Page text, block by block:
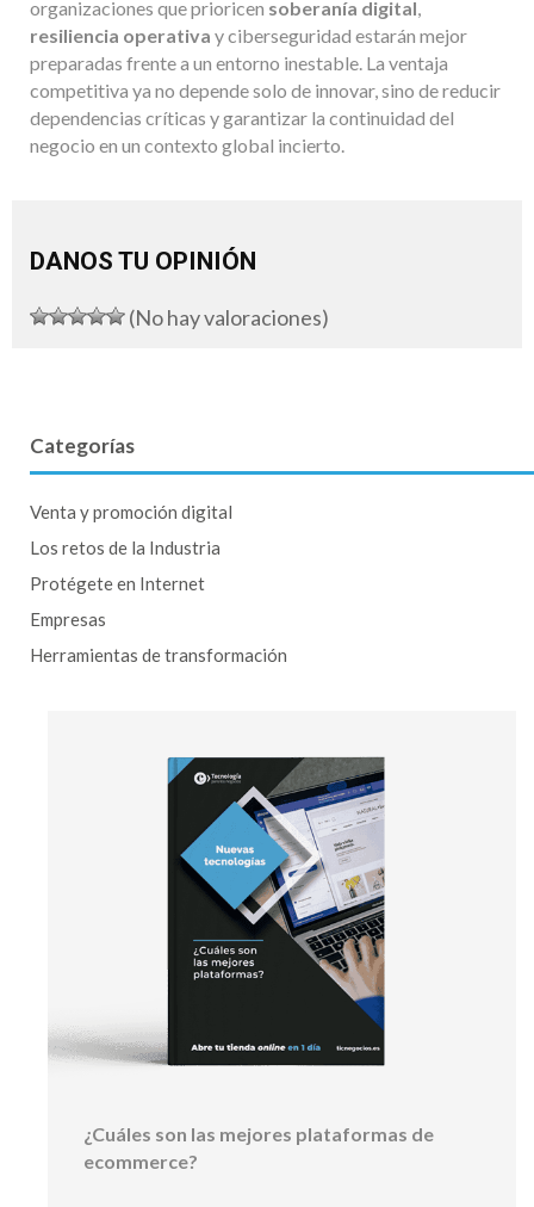
organizaciones que prioricen soberanía digital
resiliencia operativa y ciberseguridad estarán mejor
preparadas frente a un entorno inestable. La ventaja
competitiva ya no depende solo de innovar, sino de reducir
dependencias críticas y garantizar la continuidad del
negocio en un contexto global incierto.
DANOS TU OPINIÓN
(No hay valoraciones)
Categorías
Venta y promoción digital
Los retos de la Industria
Protégete en Internet
Empresas
Herramientas de transformación
¿Cuáles son las mejores plataformas de
ecommerce?